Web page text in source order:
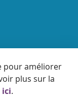
pour améliorer
plus sur la
ici.
de promotion de